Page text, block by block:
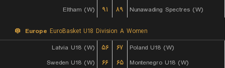
Eltham (W)
۹۱ ۸۹ Nunawading Spectres (W)
Europe EuroBasket U18 Division A Women
Latvia U18 (W)
۵۶ ۶۷
Poland U18 (W)
Sweden U18 (W)
۶۶ ۶۵
Montenegro U18 (W)